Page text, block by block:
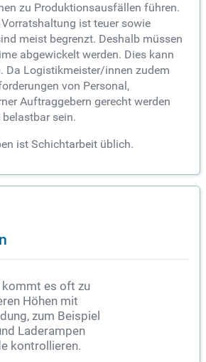
zu Produktionsausfällen führen.
ist teuer sowie
meist begrenzt. Deshalb müssen
abgewickelt werden. Dies kann
Da Logistikmeister/innen zudem
von Personal,
Auftraggebern gerecht werden
sein.
ist Schichtarbeit üblich.
kommt es oft zu
Höhen mit
zum Beispiel
Laderampen
kontrollieren.